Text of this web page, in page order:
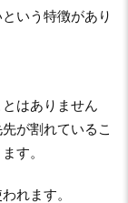
いう特徴があり
はありません
が割れているこ
す。
れます。